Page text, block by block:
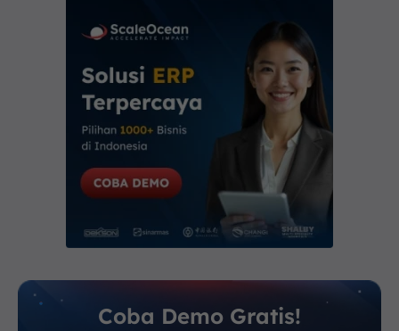
Coba Demo Gratis!